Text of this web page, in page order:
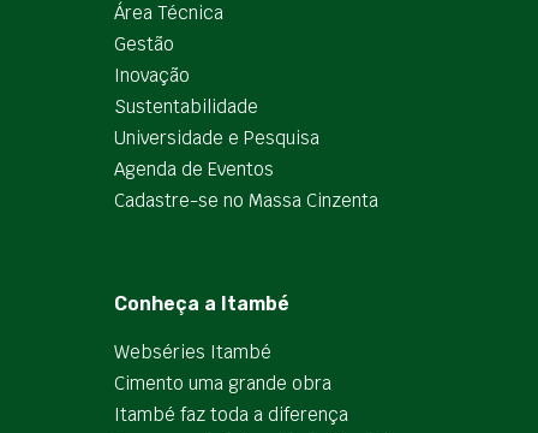
Área Técnica
Gestão
Inovação
Sustentabilidade
Universidade e Pesquisa
Agenda de Eventos
Cadastre-se no Massa Cinzenta
Conheça a Itambé
Webséries Itambé
Cimento uma grande obra
Itambé faz toda a diferença